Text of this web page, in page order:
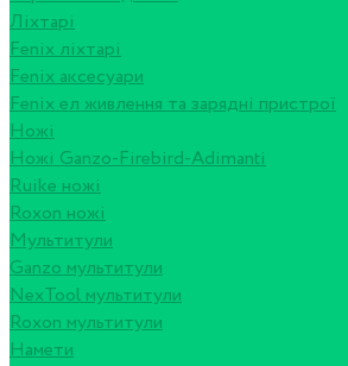
Ліхтарі
Fenix ліхтарі
Fenix аксесуари
Fenix ел живлення та зарядні пристрої
Ножі
Ножі Ganzo-Firebird-Adimanti
Ruike ножі
Roxon ножi
Мультитули
Ganzo мультитули
NexTool мультитули
Roxon мультитули
Намети